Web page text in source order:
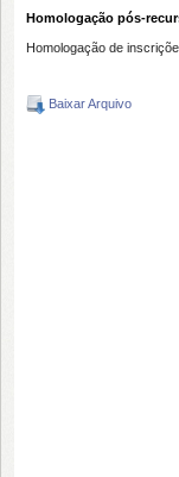
Homologação pós-
Homologação de
Baixar Arquivo